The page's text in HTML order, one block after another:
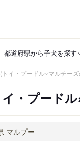
都道府県から子犬を探す
トイ・プードル×マルチー
・プード